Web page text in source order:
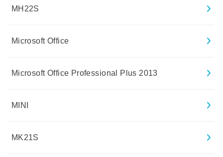
MH22S
Microsoft Office
Microsoft Office Professional Plus 2013
MINI
MK21S